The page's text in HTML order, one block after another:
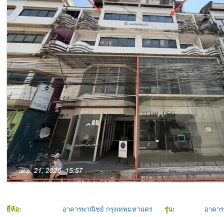
ยี่ห้อ: อาคารพาณิชย์ กรุงเทพมหานคร รุ่น:
อาคา